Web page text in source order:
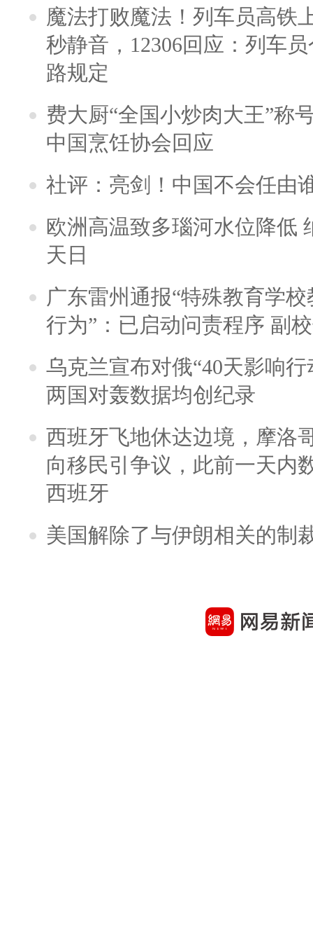
魔法打败魔法！列车员高铁
秒静音，12306回应：列车
路规定
费大厨“全国小炒肉大王”称
中国烹饪协会回应
社评：亮剑！中国不会任由
欧洲高温致多瑙河水位降低
天日
广东雷州通报“特殊教育学
行为”：已启动问责程序 副
乌克兰宣布对俄“40天影响
两国对轰数据均创纪录
西班牙飞地休达边境，摩洛
向移民引争议，此前一天内
西班牙
美国解除了与伊朗相关的制